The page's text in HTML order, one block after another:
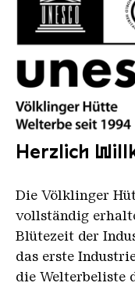
logo unesco
Herzlich
Die Völklinger
vollständig
Blütezeit der
das erste
die Welterbeliste